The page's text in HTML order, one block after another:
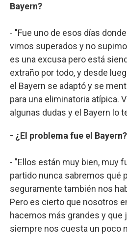
Bayern?
- "Fue uno de esos días
vimos superados y no
es una excusa pero está
extraño por todo, y desde
el Bayern se adaptó y se
para una eliminatoria atípica.
algunas dudas y el Bayern lo
- ¿El problema fue el Bayern?
- "Ellos están muy bien, muy
partido nunca sabremos qué
seguramente también nos
Pero es cierto que nosotros
hacemos más grandes y que
siempre nos cuesta un poco